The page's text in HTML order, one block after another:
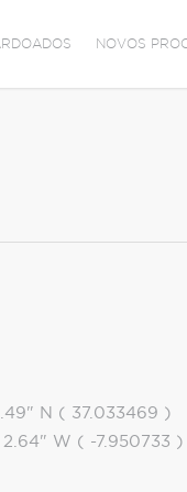
NOVOS
N ( 37.033469 )
2.64" W ( -7.950733 )